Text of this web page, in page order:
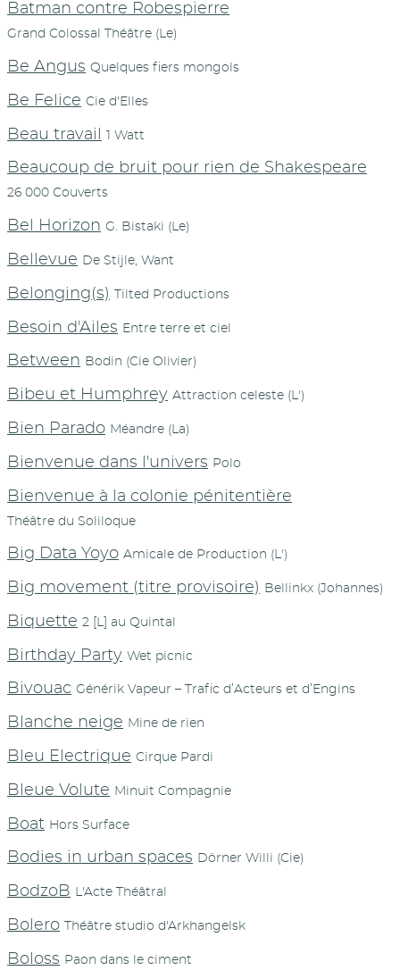
Batman contre Robespierre
Grand Colossal Théâtre (Le)
Be Angus Quelques fiers mongols
Be Felice Cie d'Elles
Beau travail 1 Watt
Beaucoup de bruit pour rien de Shakespeare
26 000 Couverts
Bel Horizon G. Bistaki (Le)
Bellevue De Stijle, Want
Belonging(s) Tilted Productions
Besoin d'Ailes Entre terre et ciel
Between Bodin (Cie Olivier)
Bibeu et Humphrey Attraction celeste (L')
Bien Parado Méandre (La)
Bienvenue dans l'univers Polo
Bienvenue à la colonie pénitentière
Théâtre du Soliloque
Big Data Yoyo Amicale de Production (L')
Big movement (titre provisoire) Bellinkx (Johannes)
Biquette 2 [L] au Quintal
Birthday Party Wet picnic
Bivouac Générik Vapeur – Trafic d’Acteurs et d’Engins
Blanche neige Mine de rien
Bleu Electrique Cirque Pardi
Bleue Volute Minuit Compagnie
Boat Hors Surface
Bodies in urban spaces Dörner Willi (Cie)
BodzoB L'Acte Théâtral
Bolero Théâtre studio d'Arkhangelsk
Boloss Paon dans le ciment